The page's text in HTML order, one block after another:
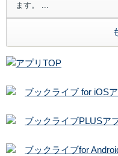
ます。 ...
ブックライブ for iOS
ブックライブPLUSア
ブックライブfor